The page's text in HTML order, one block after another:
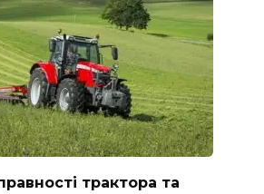
трактора та